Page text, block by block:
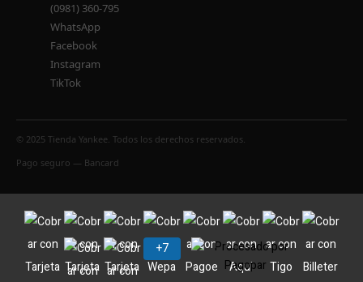
(0981) 360-795
WhatsApp
Facebook
Instagram
TikTok
© 2025 Tienda Yankee. Todos los derechos reservados.
Pago seguro — Bancard